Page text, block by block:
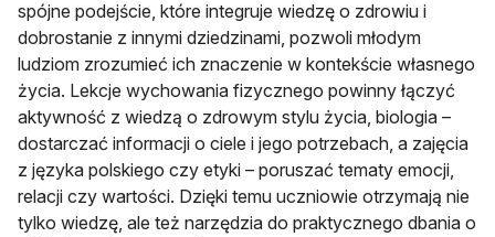
spójne podejście, które integruje wiedzę o zdrowiu i
dobrostanie z innymi dziedzinami, pozwoli młodym
ludziom zrozumieć ich znaczenie w kontekście własnego
życia. Lekcje wychowania fizycznego powinny łączyć
aktywność z wiedzą o zdrowym stylu życia, biologia –
dostarczać informacji o ciele i jego potrzebach, a zajęcia
z języka polskiego czy etyki – poruszać tematy emocji,
relacji czy wartości. Dzięki temu uczniowie otrzymają nie
tylko wiedzę, ale też narzędzia do praktycznego dbania o